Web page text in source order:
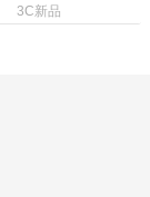
體
3C新品